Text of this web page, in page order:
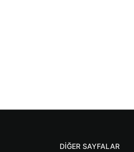
DIĞER SAYFALAR